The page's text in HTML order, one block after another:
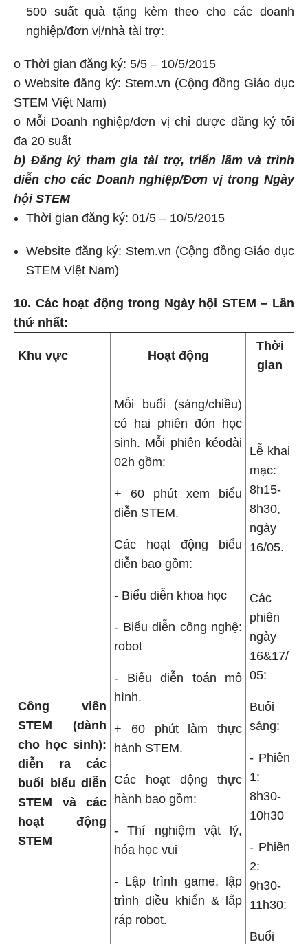
500 suất quà tặng kèm theo cho các doanh
nghiệp/đơn vị/nhà tài trợ:
o Thời gian đăng ký: 5/5 – 10/5/2015
o Website đăng ký: Stem.vn (Cộng đồng Giáo dục
STEM Việt Nam)
o Mỗi Doanh nghiệp/đơn vị chỉ được đăng ký tối
đa 20 suất
b) Đăng ký tham gia tài trợ, triển lãm và trình
diễn cho các Doanh nghiệp/Đơn vị trong Ngày
hội STEM
Thời gian đăng ký: 01/5 – 10/5/2015
Website đăng ký: Stem.vn (Cộng đồng Giáo dục
STEM Việt Nam)
10. Các hoạt động trong Ngày hội STEM – Lần
thứ nhất:
Khu vực Hoạt động
Thời
gian
Công viên
STEM (dành
cho học sinh):
diễn ra các
buổi biểu diễn
STEM và các
hoạt động
STEM
Mỗi buổi (sáng/chiều)
có hai phiên đón học
sinh. Mỗi phiên kéodài
02h gồm:
+ 60 phút xem biểu
diễn STEM.
Các hoạt động biểu
diễn bao gồm:
- Biểu diễn khoa học
- Biểu diễn công nghệ:
robot
- Biểu diễn toán mô
hình.
+ 60 phút làm thực
hành STEM.
Các hoạt động thực
hành bao gồm:
- Thí nghiệm vật lý,
hóa học vui
- Lập trình game, lập
trình điều khiển & lắp
ráp robot.
Lễ khai
mạc:
8h15-
8h30,
ngày
16/05.
Các
phiên
ngày
16&17/
05:
Buổi
sáng:
- Phiên
1:
8h30-
10h30
- Phiên
2:
9h30-
11h30:
Buổi